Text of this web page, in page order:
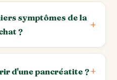
symptômes de la
?
d'une pancréatite ?